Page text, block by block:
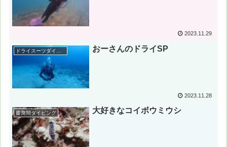
2023.11.29
おーさんのドライSP
2023.11.28
慶良間ダイビング 大好きなコイボウミウシ